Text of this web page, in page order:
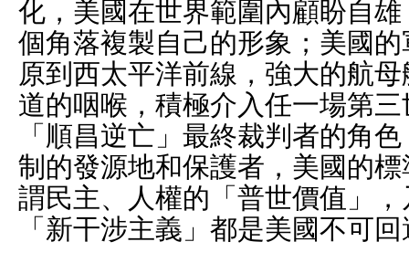
化，美國在世界範圍內顧盼自
個角落複製自己的形象；美國
原到西太平洋前線，強大的航
道的咽喉，積極介入任一場第
「順昌逆亡」最終裁判者的角
制的發源地和保護者，美國的
謂民主、人權的「普世價值」
「新干涉主義」都是美國不可